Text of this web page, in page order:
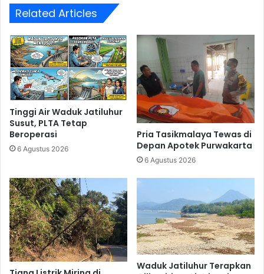
Related Articles
Tinggi Air Waduk Jatiluhur
Susut, PLTA Tetap
Beroperasi
6 Agustus 2026
Pria Tasikmalaya Tewas di
Depan Apotek Purwakarta
6 Agustus 2026
Waduk Jatiluhur Terapkan